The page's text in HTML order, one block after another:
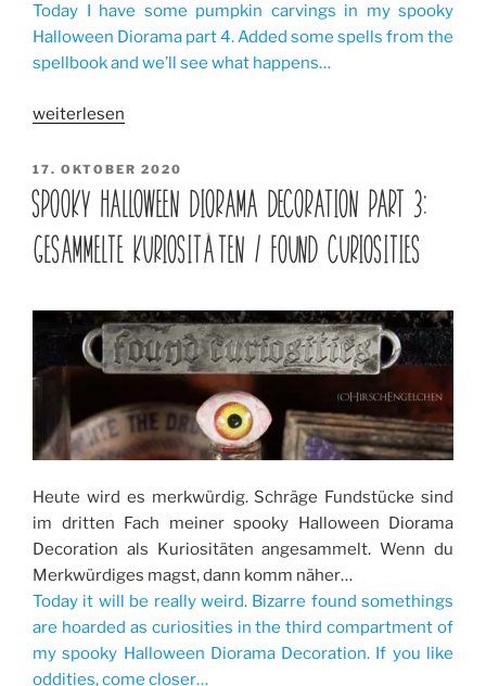
Today I have some pumpkin carvings in my spooky
Halloween Diorama part 4. Added some spells from the
spellbook and we’ll see what happens…
„Spooky
Diorama
Decoration
part
4:
Zaubersprüche
Kürbisse
Spells
pumpkins“
weiterlesen
VERÖFFENTLICHT
AM
17. OKTOBER 2020
SPOOKY HALLOWEEN DIORAMA DECORATION PART 3:
GESAMMELTE KURIOSITÄTEN / FOUND CURIOSITIES
Heute wird es merkwürdig. Schräge Fundstücke sind
im dritten Fach meiner spooky Halloween Diorama
Decoration als Kuriositäten angesammelt. Wenn du
Merkwürdiges magst, dann komm näher…
Today it will be really weird. Bizarre found somethings
are hoarded as curiosities in the third compartment of
my spooky Halloween Diorama Decoration. If you like
oddities, come closer…